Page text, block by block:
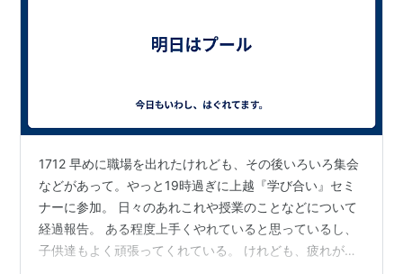
1712 早めに職場を出れたけれども、その後いろいろ集会
などがあって。やっと19時過ぎに上越『学び合い』セミ
ナーに参加。 日々のあれこれや授業のことなどについて
経過報告。 ある程度上手くやれていると思っているし、
子供達もよく頑張ってくれている。 けれども、疲れが出